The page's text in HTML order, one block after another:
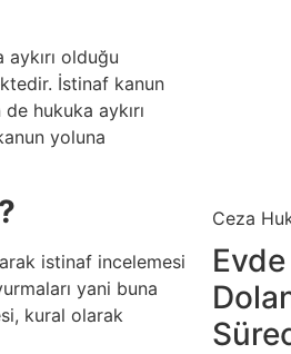
olduğu
İstinaf kanun
hukuka aykırı
yoluna
istinaf incelemesi
yani buna
kural olarak
Ceza